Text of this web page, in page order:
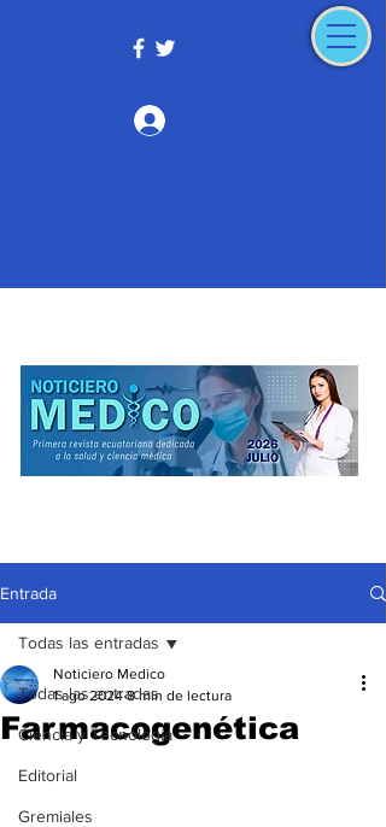
Entrada
Todas las entradas
Ciencia y Tecnología
Editorial
Gremiales
Todas las entradas
Farmacogenética
Noticiero Medico
1 ago 2024 8 min de lectura